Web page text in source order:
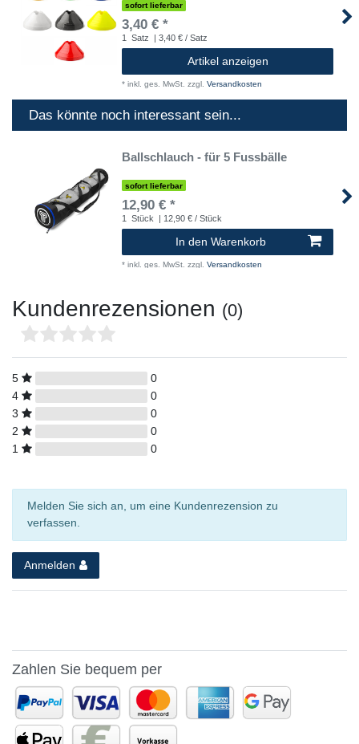
sofort lieferbar
3,40 € *
1 Satz | 3,40 € / Satz
Artikel anzeigen
* inkl. ges. MwSt. zzgl. Versandkosten
Das könnte noch interessant sein...
Ballschlauch - für 5 Fussbälle
sofort lieferbar
12,90 € *
1 Stück | 12,90 € / Stück
In den Warenkorb
* inkl. ges. MwSt. zzgl. Versandkosten
Kundenrezensionen (0)
5
0
4
0
3
0
2
0
1
0
Melden Sie sich an, um eine Kundenrezension zu
verfassen.
Anmelden
Zahlen Sie bequem per